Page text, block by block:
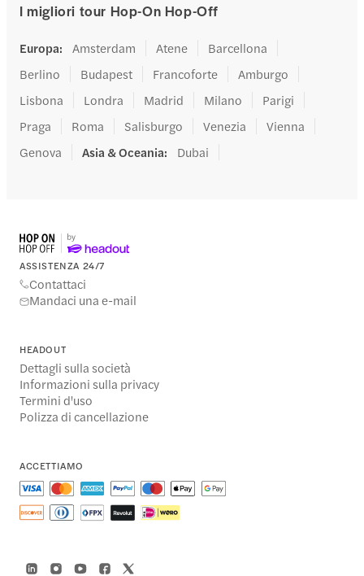
I migliori tour Hop-On Hop-Off
Europa: Amsterdam Atene
Barcellona
Berlino
Budapest Francoforte
Amburgo
Lisbona
Londra Madrid Milano
Parigi
Praga
Roma Salisburgo Venezia
Vienna
Genova
Asia & Oceania: Dubai
ASSISTENZA 24/7
Contattaci
Mandaci una e-mail
HEADOUT
Dettagli sulla società
Informazioni sulla privacy
Termini d'uso
Polizza di cancellazione
ACCETTIAMO